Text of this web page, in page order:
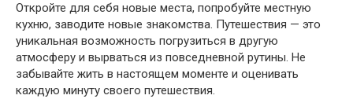
Откройте для себя новые места, попробуйте местную
кухню, заводите новые знакомства. Путешествия — это
уникальная возможность погрузиться в другую
атмосферу и вырваться из повседневной рутины. Не
забывайте жить в настоящем моменте и оценивать
каждую минуту своего путешествия.